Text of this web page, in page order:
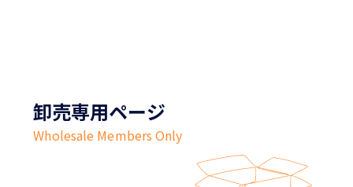
卸売専用ページ
Wholesale Members Only